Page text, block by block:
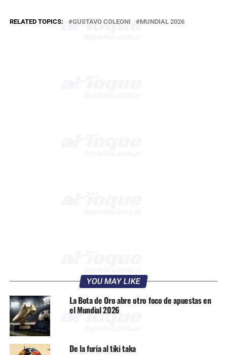
RELATED TOPICS: GUSTAVO COLEONI MUNDIAL 2026
YOU MAY LIKE
La Bota de Oro abre otro foco de apuestas en
el Mundial 2026
De la furia al tiki taka